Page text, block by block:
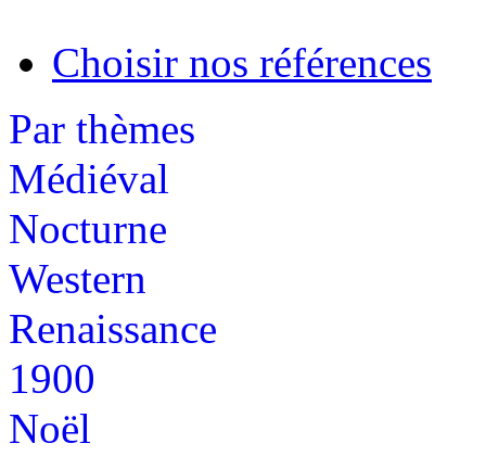
Choisir nos références
Par thèmes
Médiéval
Nocturne
Western
Renaissance
1900
Noël